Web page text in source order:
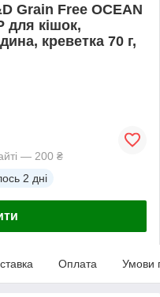
Grain Free OCEAN
для кішок,
креветка 70 г,
— 200 ₴
2 дні
Оплата Умови